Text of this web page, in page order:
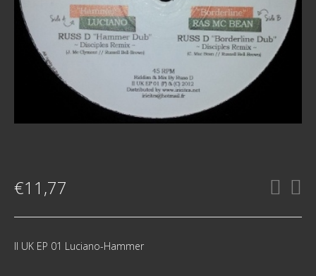
€11,77
II UK EP 01 Luciano-Hammer